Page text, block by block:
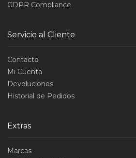
GDPR Compliance
Servicio al Cliente
Contacto
Mi Cuenta
Devoluciones
Historial de Pedidos
Extras
Marcas